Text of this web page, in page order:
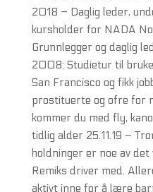
2018 – Daglig leder,
kursholder for NADA
Grunnlegger og daglig
2008: Studietur til
San Francisco og fikk
prostituerte og ofre for
kommer du med fly,
tidlig alder 25.11.19 –
holdninger er noe av
Remiks driver med.
aktivt inne for å lære